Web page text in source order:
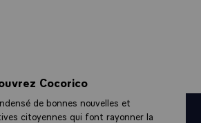
Cocorico
de bonnes nouvelles et
citoyennes qui font rayonner la